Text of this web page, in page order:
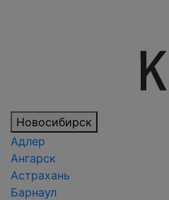
Новосибирск
Адлер
Ангарск
Астрахань
Барнаул